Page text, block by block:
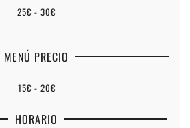
25€ - 30€
MENÚ PRECIO
15€ - 20€
HORARIO